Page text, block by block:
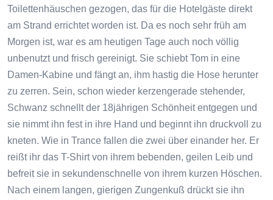
Toilettenhäuschen gezogen, das für die Hotelgäste direkt
am Strand errichtet worden ist. Da es noch sehr früh am
Morgen ist, war es am heutigen Tage auch noch völlig
unbenutzt und frisch gereinigt. Sie schiebt Tom in eine
Damen-Kabine und fängt an, ihm hastig die Hose herunter
zu zerren. Sein, schon wieder kerzengerade stehender,
Schwanz schnellt der 18jährigen Schönheit entgegen und
sie nimmt ihn fest in ihre Hand und beginnt ihn druckvoll zu
kneten. Wie in Trance fallen die zwei über einander her. Er
reißt ihr das T-Shirt von ihrem bebenden, geilen Leib und
befreit sie in sekundenschnelle von ihrem kurzen Höschen.
Nach einem langen, gierigen Zungenkuß drückt sie ihn